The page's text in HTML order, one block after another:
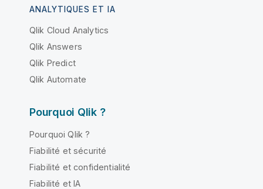
ANALYTIQUES ET IA
Qlik Cloud Analytics
Qlik Answers
Qlik Predict
Qlik Automate
Pourquoi Qlik ?
Pourquoi Qlik ?
Fiabilité et sécurité
Fiabilité et confidentialité
Fiabilité et IA